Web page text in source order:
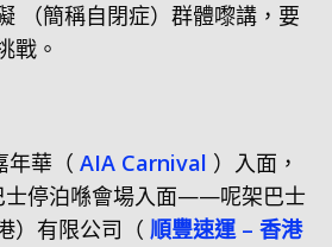
（簡稱自閉症）群體嚟講，要
戰。
年華（ AIA Carnival ）入面，
士停泊喺會場入面——呢架巴士
）有限公司（ 順豐速運 – 香港